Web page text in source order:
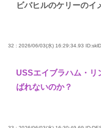
ビバヒルのケリーのイ
32 : 2026/06/03(水) 16:29:34.93
USSエイブラハム・リ
ばれないのか？